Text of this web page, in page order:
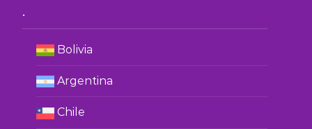
.
Bolivia
Argentina
Chile